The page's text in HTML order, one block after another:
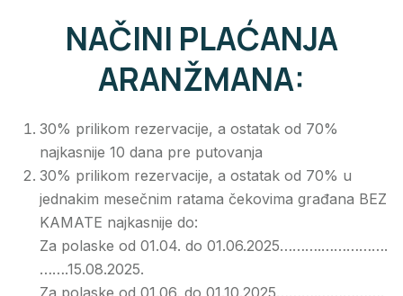
NAČINI PLAĆANJA
ARANŽMANA:
30% prilikom rezervacije, a ostatak od 70%
najkasnije 10 dana pre putovanja
30% prilikom rezervacije, a ostatak od 70% u
jednakim mesečnim ratama čekovima građana BEZ
KAMATE najkasnije do:
Za polaske od 01.04. do 01.06.2025……….…………….
…….15.08.2025.